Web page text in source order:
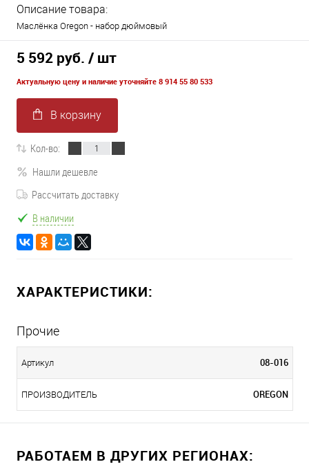
Описание товара:
Маслёнка Oregon - набор дюймовый
5 592 руб. / шт
Актуальную цену и наличие уточняйте 8 914 55 80 533
В корзину
Кол-во:
Нашли дешевле
Рассчитать доставку
В наличии
ХАРАКТЕРИСТИКИ:
Прочие
Артикул 08-016
ПРОИЗВОДИТЕЛЬ OREGON
РАБОТАЕМ В ДРУГИХ РЕГИОНАХ: